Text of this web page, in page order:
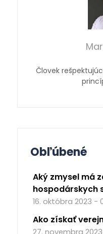
Človek
Obľúbené
Aký zmysel má
hospodárskych
16. októbra 2023 -
Ako získať
27. novembra